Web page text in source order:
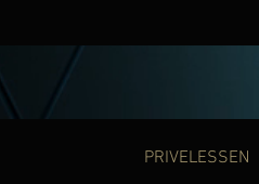
PRIVELESSEN